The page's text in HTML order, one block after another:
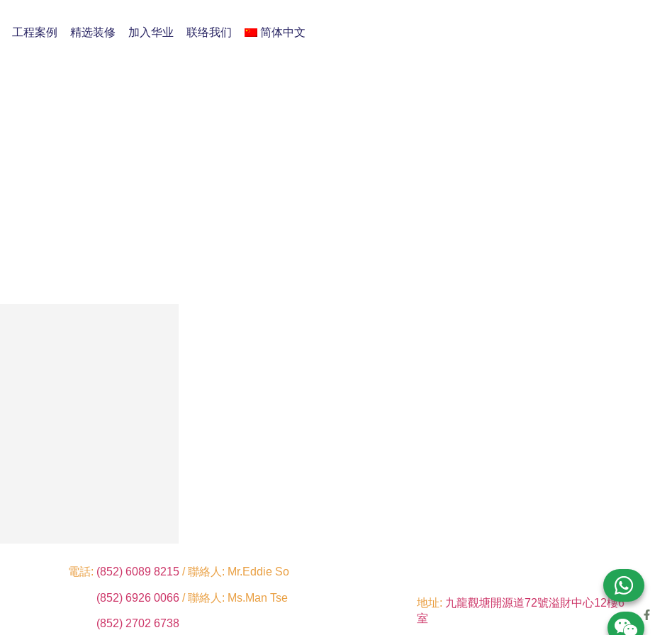
工程案例 精选装修 加入华业 联络我们 简体中文
電話: (852) 6089 8215 / 聯絡人: Mr.Eddie So
(852) 6926 0066/ 聯絡人: Ms.Man Tse
(852) 2702 6738
地址: 九龍觀塘開源道72號溢財中心12樓6
室